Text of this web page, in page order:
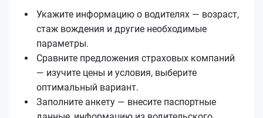
Укажите информацию о водителях — возраст,
стаж вождения и другие необходимые
параметры.
Сравните предложения страховых компаний
— изучите цены и условия, выберите
оптимальный вариант.
Заполните анкету — внесите паспортные